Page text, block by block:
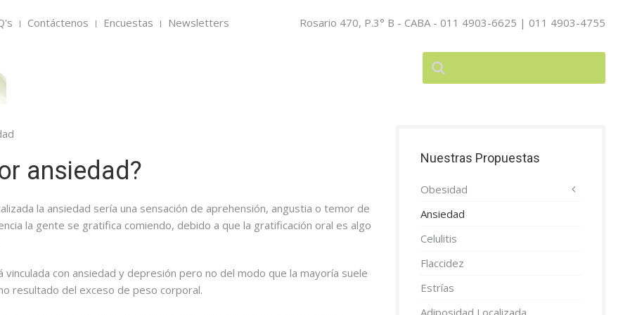
Contáctenos Encuestas Newsletters Rosario 470, P.3° B - CABA - 011 4903-6625 | 011 4903-4755
ansiedad?
la ansiedad sería una sensación de aprehensión, angustia o temor de
la gente se gratifica comiendo, debido a que la gratificación oral es algo
vinculada con ansiedad y depresión pero no del modo que la mayoría suele
resultado del exceso de peso corporal.
Nuestras Propuestas
Obesidad
Ansiedad
Celulitis
Flaccidez
Estrías
Adiposidad Localizada